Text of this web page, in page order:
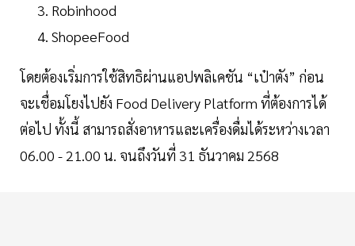
Robinhood
ShopeeFood
โดยต้องเริ่มการใช้สิทธิผ่านแอปพลิเคชัน “เป๋าตัง” ก่อน
จะเชื่อมโยงไปยัง Food Delivery Platform ที่ต้องการได้
ต่อไป ทั้งนี้ สามารถสั่งอาหารและเครื่องดื่มได้ระหว่างเวลา
06.00 - 21.00 น. จนถึงวันที่ 31 ธันวาคม 2568